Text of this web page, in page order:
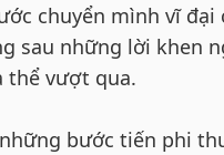
chuyển mình vĩ
sau những lời khen
thể vượt qua.
bước tiến phi